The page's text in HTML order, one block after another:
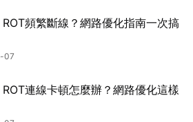
ROT頻繁斷線？網路優化指南一次搞
07
ROT連線卡頓怎麼辦？網路優化這樣